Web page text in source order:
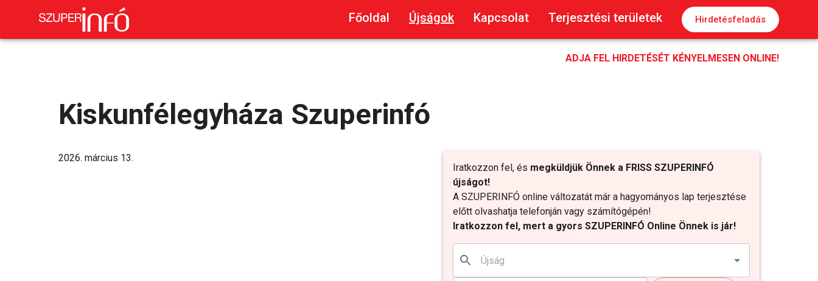
Főoldal Újságok Kapcsolat Terjesztési területek Hirdetésfeladás
ADJA FEL HIRDETÉSÉT KÉNYELMESEN ONLINE!
Kiskunfélegyháza Szuperinfó
Iratkozzon fel, és megküldjük Önnek a FRISS SZUPERINFÓ
újságot!
A SZUPERINFÓ online változatát már a hagyományos lap terjesztése
előtt olvashatja telefonján vagy számítógépén!
Iratkozzon fel, mert a gyors SZUPERINFÓ Online Önnek is jár!
2026. március 13.